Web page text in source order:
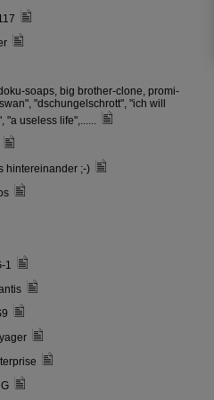
soaps, big brother-clone, promi-
"dschungelschrott", "ich will
"a useless life",......
hintereinander ;-)
1